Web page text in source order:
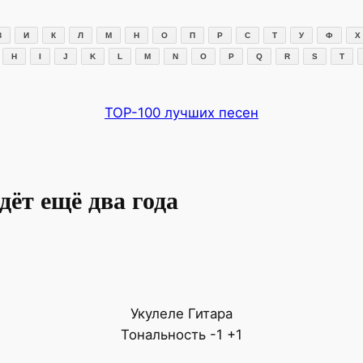
И К Л М Н О П Р С Т У Ф Х
H I J K L M N O P Q R S T
TOP-100 лучших песен
ещё два года
Укулеле Гитара
Тональность -1 +1